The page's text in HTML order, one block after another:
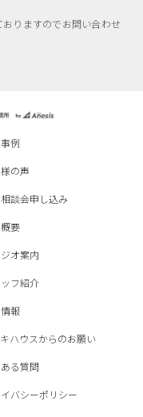
りますのでお問い合わせ
例
の声
談会申し込み
要
オ案内
フ紹介
報
ハウスからのお願い
る質問
バシーポリシー